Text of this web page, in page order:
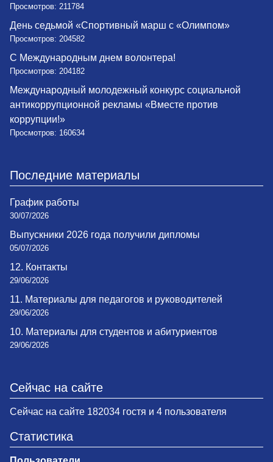
Просмотров: 211784
День седьмой «Спортивный марш с «Олимпом»
Просмотров: 204582
С Международным днем волонтера!
Просмотров: 204182
Международный молодежный конкурс социальной
антикоррупционной рекламы «Вместе против
коррупции!»
Просмотров: 160634
Последние материалы
График работы
30/07/2026
Выпускники 2026 года получили дипломы
05/07/2026
12. Контакты
29/06/2026
11. Материалы для педагогов и руководителей
29/06/2026
10. Материалы для студентов и абитуриентов
29/06/2026
Сейчас на сайте
Сейчас на сайте 182034 гостя и 4 пользователя
Статистика